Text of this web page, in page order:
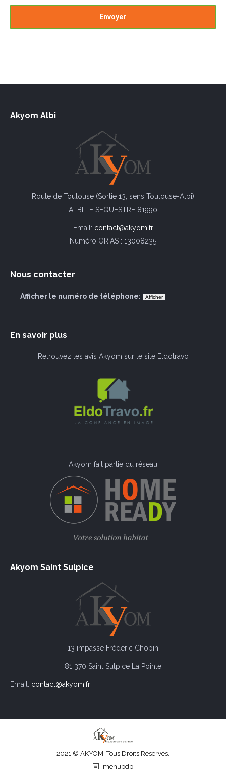
Akyom Albi
Route de Toulouse (Sortie 13, sens Toulouse-Albi)
ALBI LE SEQUESTRE 81990
Email: contact@akyom.fr
Numéro ORIAS : 13008235
Nous contacter
Afficher le numéro de téléphone:
En savoir plus
Retrouvez les avis Akyom sur le site Eldotravo
Akyom fait partie du réseau
Akyom Saint Sulpice
13 impasse Frédéric Chopin
81 370 Saint Sulpice La Pointe
Email: contact@akyom.fr
2021 © AKYOM. Tous Droits Réservés.
menupdp